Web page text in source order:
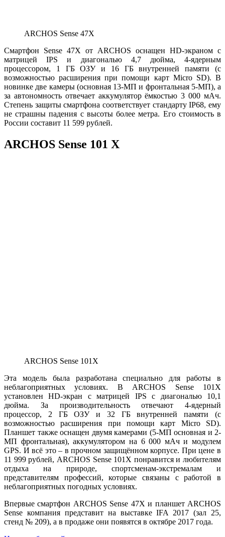
ARCHOS Sense 47X
Смартфон Sense 47X от ARCHOS оснащен HD-экраном с
матрицей IPS и диагональю 4,7 дюйма, 4-ядерным
процессором, 1 ГБ ОЗУ и 16 ГБ внутренней памяти (с
возможностью расширения при помощи карт Micro SD). В
новинке две камеры (основная 13-МП и фронтальная 5-МП), а
за автономность отвечает аккумулятор ёмкостью 3 000 мАч.
Степень защиты смартфона соответствует стандарту IP68, ему
не страшны падения с высоты более метра. Его стоимость в
России составит 11 599 рублей.
ARCHOS Sense 101 X
ARCHOS Sense 101X
Эта модель была разработана специально для работы в
неблагоприятных условиях. В ARCHOS Sense 101X
установлен HD-экран с матрицей IPS с диагональю 10,1
дюйма. За производительность отвечают 4-ядерный
процессор, 2 ГБ ОЗУ и 32 ГБ внутренней памяти (с
возможностью расширения при помощи карт Micro SD).
Планшет также оснащен двумя камерами (5-МП основная и 2-
МП фронтальная), аккумулятором на 6 000 мАч и модулем
GPS. И всё это – в прочном защищённом корпусе. При цене в
11 999 рублей, ARCHOS Sense 101X понравится и любителям
отдыха на природе, спортсменам-экстремалам и
представителям профессий, которые связаны с работой в
неблагоприятных погодных условиях.
Впервые смартфон ARCHOS Sense 47X и планшет ARCHOS
Sense компания представит на выставке IFA 2017 (зал 25,
стенд № 209), а в продаже они появятся в октябре 2017 года.